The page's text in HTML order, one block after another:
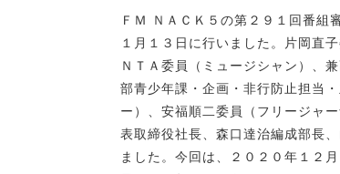
ＦＭ ＮＡＣＫ５の第２９１回番組
１月１３日に行いました。片岡直
ＮＴＡ委員（ミュージシャン）、
部青少年課・企画・非行防止担当
ー）、安福順二委員（フリージャ
表取締役社長、森口達治編成部長
ました。今回は、２０２０年１２